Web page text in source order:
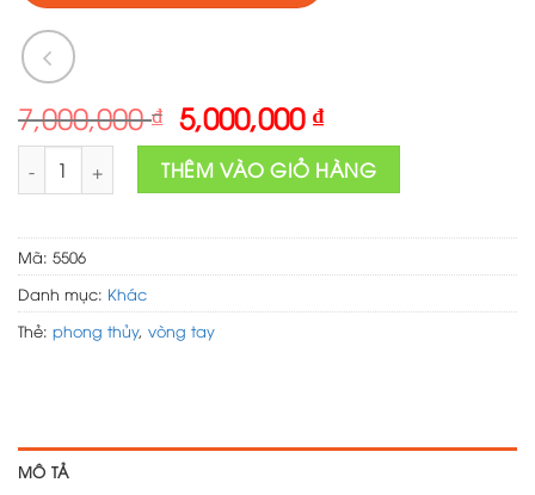
7,000,000₫ Original
price
was:
7,000,000 ₫.
5,000,000₫Current
price
is:
5,000,000 ₫.
Web phong thủy Mixi số lượngTHÊM VÀO GIỎ HÀNG
Mã: 5506
Danh mục: Khác
Thẻ: phong thủy, vòng tay
MÔ TẢ